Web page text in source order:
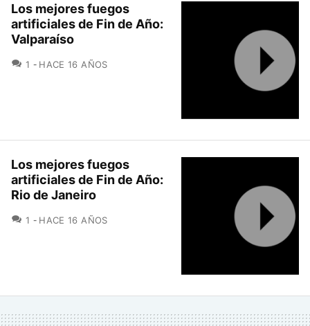
Los mejores fuegos
artificiales de Fin de Año:
Valparaíso
1 COMENTARIOS
HACE 16 AÑOS
Los mejores fuegos
artificiales de Fin de Año:
Rio de Janeiro
1 COMENTARIOS
HACE 16 AÑOS